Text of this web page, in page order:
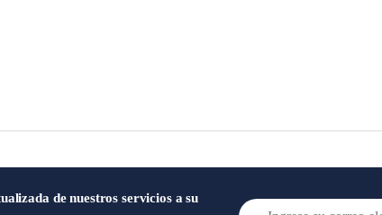
de nuestros servicios a su
E